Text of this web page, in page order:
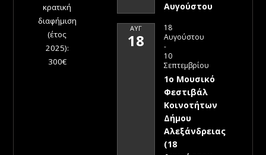
κρατική
διαφήμιση
(έτος
2025):
300€
Αυγούστου
ΑΥΓ
18
18
Αυγούστου
-
10
Σεπτεμβρίου
1ο Μουσικό
Φεστιβάλ
Κοινοτήτων
Δήμου
Αλεξάνδρειας
(18